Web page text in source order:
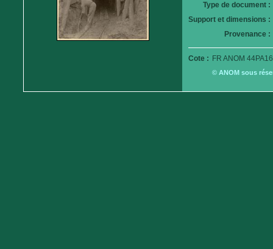
Type de document :
Support et dimensions :
Provenance :
Cote : FR ANOM
© ANOM sous